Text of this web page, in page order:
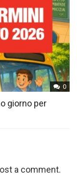
0
giorno per
a comment.